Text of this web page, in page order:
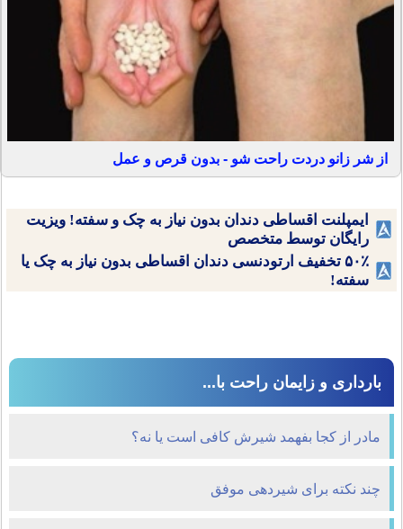
از شر زانو دردت راحت شو - بدون قرص و عمل
ایمپلنت اقساطی دندان بدون نیاز به چک و سفته! ویزیت
رایگان توسط متخصص
۵۰٪ تخفیف ارتودنسی دندان اقساطی بدون نیاز به چک یا
سفته!
بارداری و زایمان راحت با...
مادر از کجا بفهمد شیرش کافی است یا نه؟
چند نکته برای شیردهی موفق